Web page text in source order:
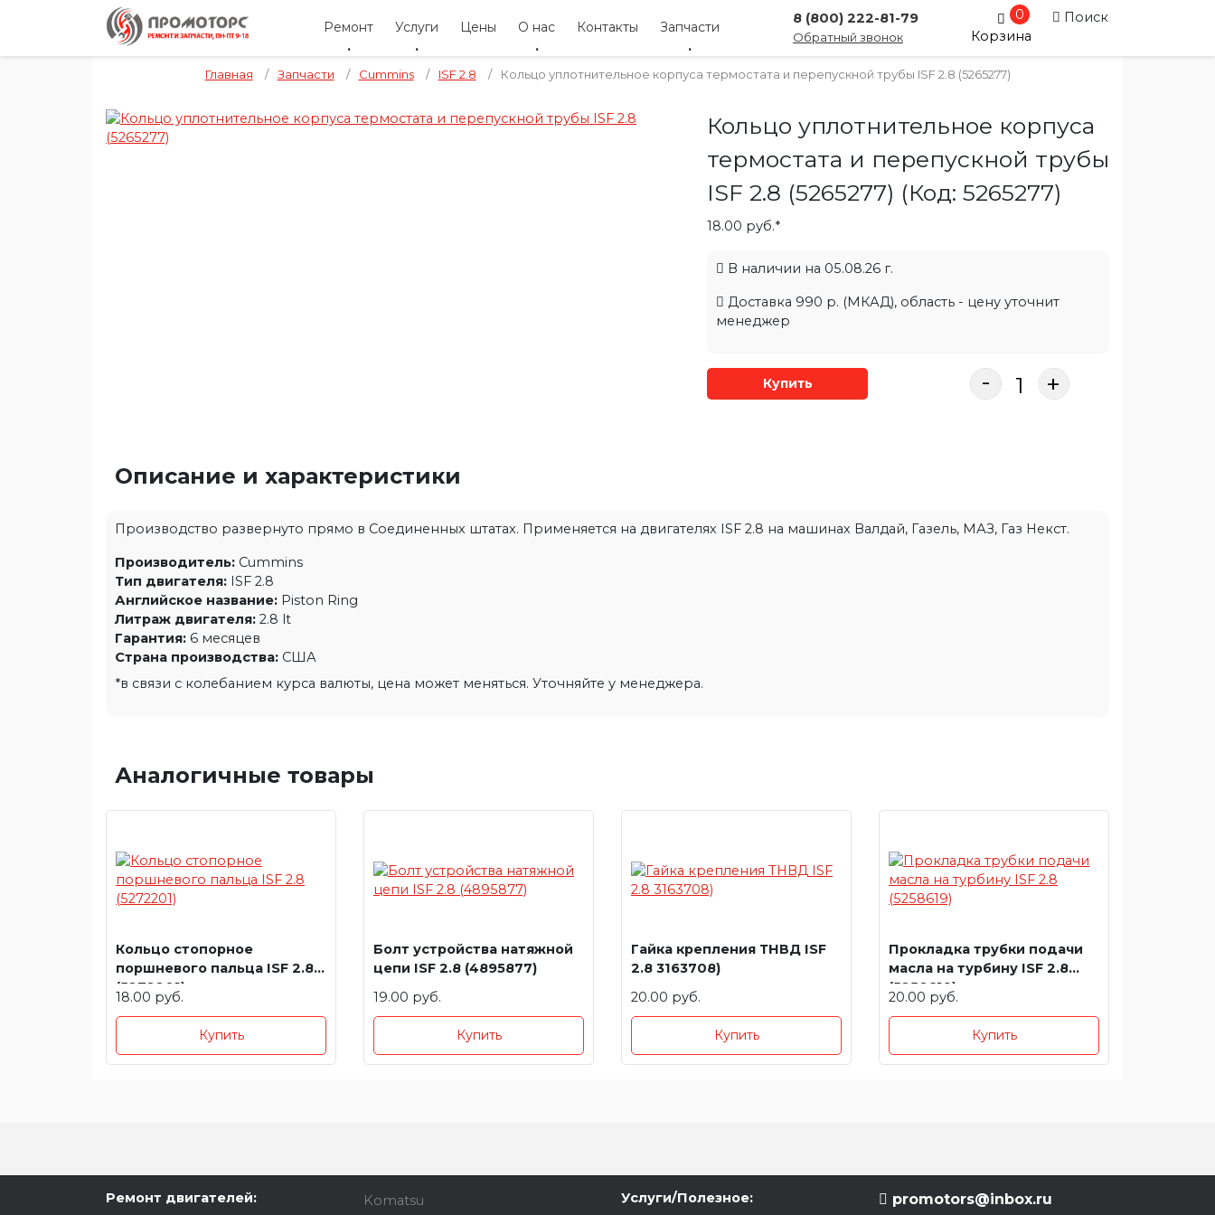
Ремонт Услуги Цены О нас Контакты Запчасти
8 (800) 222-81-79
Обратный звонок
0
Корзина
Поиск
Главная / Запчасти / Cummins / ISF 2.8 / Кольцо уплотнительное корпуса термостата и перепускной трубы ISF 2.8 (5265277)
Кольцо уплотнительное корпуса
термостата и перепускной трубы
ISF 2.8 (5265277) (Код: 5265277)
18.00 руб.*
В наличии на 05.08.26 г.
Доставка 990 р. (МКАД), область - цену уточнит
менеджер
Купить - +
Описание и характеристики
Производство развернуто прямо в Соединенных штатах. Применяется на двигателях ISF 2.8 на машинах Валдай, Газель, МАЗ, Газ Некст.
Производитель: Cummins
Тип двигателя: ISF 2.8
Английское название: Piston Ring
Литраж двигателя: 2.8 lt
Гарантия: 6 месяцев
Страна производства: США
*в связи с колебанием курса валюты, цена может меняться. Уточняйте у менеджера.
Аналогичные товары
Кольцо стопорное
поршневого пальца ISF 2.8
(5272201)
18.00 руб.
Купить
Болт устройства натяжной
цепи ISF 2.8 (4895877)
19.00 руб.
Купить
Гайка крепления ТНВД ISF
2.8 3163708)
20.00 руб.
Купить
Прокладка трубки подачи
масла на турбину ISF 2.8
(5258619)
20.00 руб.
Купить
Ремонт двигателей:
Komatsu
Услуги/Полезное: promotors@inbox.ru